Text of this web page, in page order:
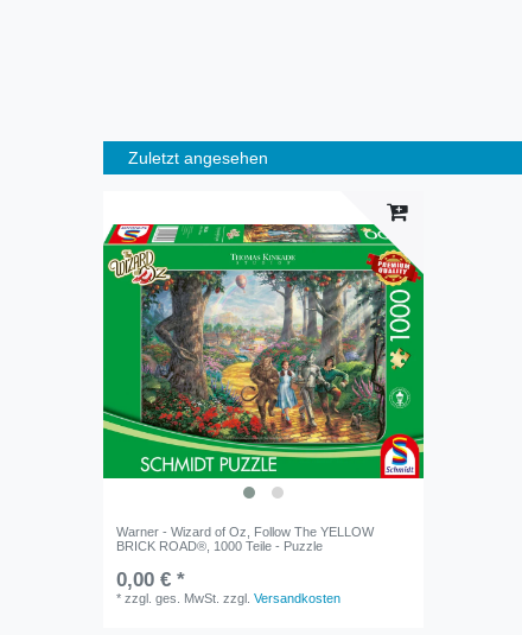
Zuletzt angesehen
Warner - Wizard of Oz, Follow The YELLOW
BRICK ROAD®, 1000 Teile - Puzzle
0,00 € *
*zzgl. ges. MwSt. zzgl.Versandkosten